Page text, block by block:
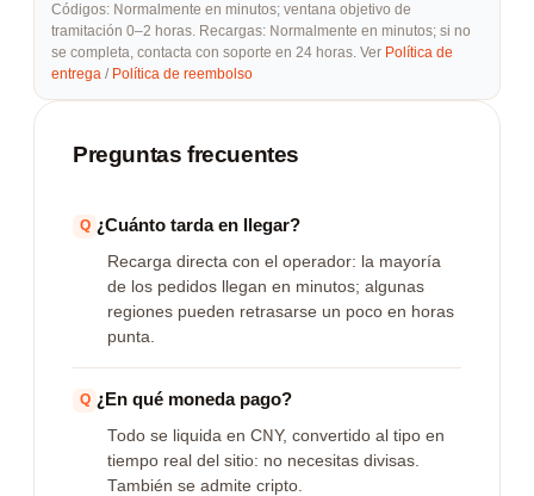
Códigos: Normalmente en minutos; ventana objetivo de
tramitación 0–2 horas. Recargas: Normalmente en minutos; si no
se completa, contacta con soporte en 24 horas. Ver Política de
entrega / Política de reembolso
Preguntas frecuentes
¿Cuánto tarda en llegar?
Recarga directa con el operador: la mayoría
de los pedidos llegan en minutos; algunas
regiones pueden retrasarse un poco en horas
punta.
¿En qué moneda pago?
Todo se liquida en CNY, convertido al tipo en
tiempo real del sitio: no necesitas divisas.
También se admite cripto.